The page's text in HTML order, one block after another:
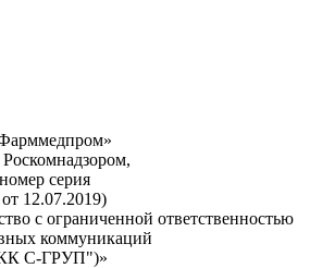
серия
12.07.2019)
с ограниченной ответственностью
коммуникаций
С-ГРУП")»